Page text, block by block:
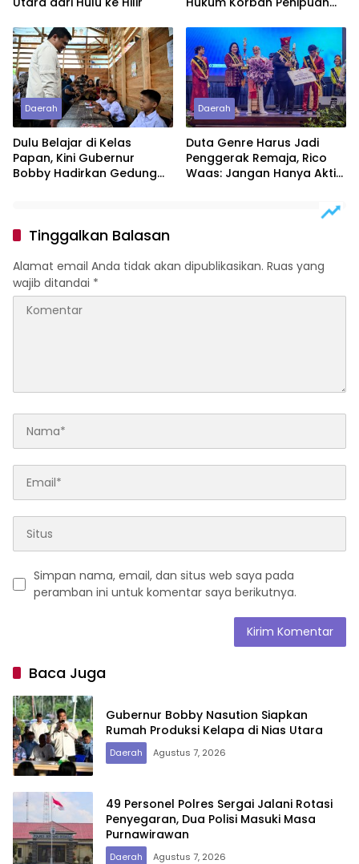
Profesionalitas Penyidik
Polres Tebing Tinggi
Daerah
Dulu Belajar di Kelas
Papan, Kini Gubernur
Bobby Hadirkan Gedung
Daerah
Duta Genre Harus Jadi
Penggerak Remaja, Rico
Waas: Jangan Hanya Aktif
Tinggalkan Balasan
Alamat email Anda tidak akan dipublikasikan. Ruas yang
wajib ditandai *
Simpan nama, email, dan situs web saya pada
peramban ini untuk komentar saya berikutnya.
Baca Juga
Gubernur Bobby Nasution Siapkan
Rumah Produksi Kelapa di Nias Utara
Daerah Agustus 7, 2026
49 Personel Polres Sergai Jalani Rotasi
Penyegaran, Dua Polisi Masuki Masa
Purnawirawan
Daerah Agustus 7, 2026